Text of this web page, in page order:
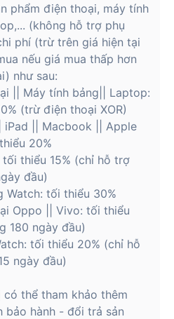
đến người dùng cần một thiết bị
pin dung lượng lớn. Máy đáp
việc và giải trí hàng ngày. Đây
ai muốn sở hữu một chiếc
hợp lý chỉ hơn 5 triệu đồng.
ý rằng giá bán sản phẩm có thể
trình khuyến mãi trong năm. Để
giá tốt nhất, bạn có thể liên hệ
1900 2091 để được tư vấn chi
ưu đãi hiện hành.
HONOR X7d 4G và
X7c 4G là 2 mẫu điện thoại cùng
và nằm trong phân khúc giá tầm
4G HONOR X7c 4G
phẩm điện thoại, máy tính
(không hỗ trợ phụ
phí (trừ trên giá hiện tại
nếu giá mua thấp hơn
như sau:
|| Máy tính bảng|| Laptop:
(trừ điện thoại XOR)
iPad || Macbook || Apple
20%
thiểu 15% (chỉ hỗ trợ
đầu)
Watch: tối thiểu 30%
Oppo || Vivo: tối thiểu
180 ngày đầu)
tối thiểu 20% (chỉ hỗ
ngày đầu)
thể tham khảo thêm
bảo hành - đổi trả sản